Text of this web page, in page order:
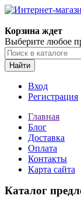
Корзина ждет
Выберите любое
Найти
Вход
Регистрация
Главная
Блог
Доставка
Оплата
Контакты
Карта сайта
Каталог